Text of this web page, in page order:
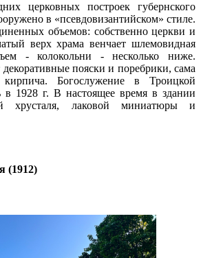
церковных построек губернского
в «псевдовизантийском» стиле.
объемов: собственно церкви и
верх храма венчает шлемовидная
- колокольни - несколько ниже.
пояски и поребрики, сама
кирпича. Богослужение в Троицкой
в 1928 г. В настоящее время в здании
хрусталя, лаковой миниатюры и
(1912)